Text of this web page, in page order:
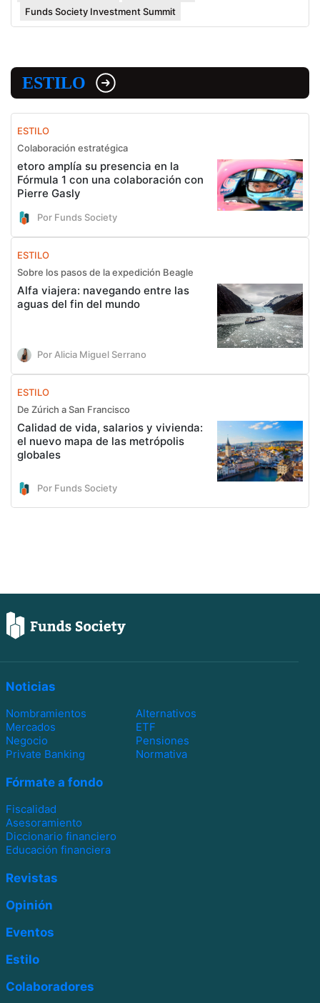
Funds Society Investment Summit
ESTILO
ESTILO
Colaboración estratégica
etoro amplía su presencia en la
Fórmula 1 con una colaboración con
Pierre Gasly
Por Funds Society
ESTILO
Sobre los pasos de la expedición Beagle
Alfa viajera: navegando entre las
aguas del fin del mundo
Por Alicia Miguel Serrano
ESTILO
De Zúrich a San Francisco
Calidad de vida, salarios y vivienda:
el nuevo mapa de las metrópolis
globales
Por Funds Society
Noticias
Nombramientos
Alternativos
Mercados
ETF
Negocio
Pensiones
Private Banking
Normativa
Fórmate a fondo
Fiscalidad
Asesoramiento
Diccionario financiero
Educación financiera
Revistas
Opinión
Eventos
Estilo
Colaboradores